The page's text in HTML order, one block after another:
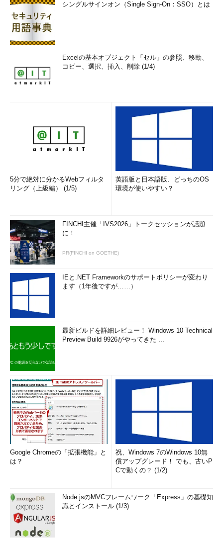
シングルサインオン（Single Sign-On：SSO）とは
Excelの基本オブジェクト「セル」の参照、移動、
コピー、選択、挿入、削除 (1/4)
5分で絶対に分かるWebフィルタ
リング（上級編） (1/5)
英語版と日本語版、どっちのOS
環境が使いやすい？
FINCHI主催「IVS2026」トークセッションが話題
に！
PR(FINCHI on GOETHE)
IEと.NET Frameworkのサポートポリシーが変わり
ます（1年後ですが……）
最新ビルドを詳細レビュー！ Windows 10 Technical
Preview Build 9926がやってきた ...
Google Chromeの「拡張機能」と
は？
祝、Windows 7のWindows 10無
償アップグレード！ でも、古いP
Cで動くの？ (1/2)
Node.jsのMVCフレームワーク「Express」の基礎知
識とインストール (1/3)